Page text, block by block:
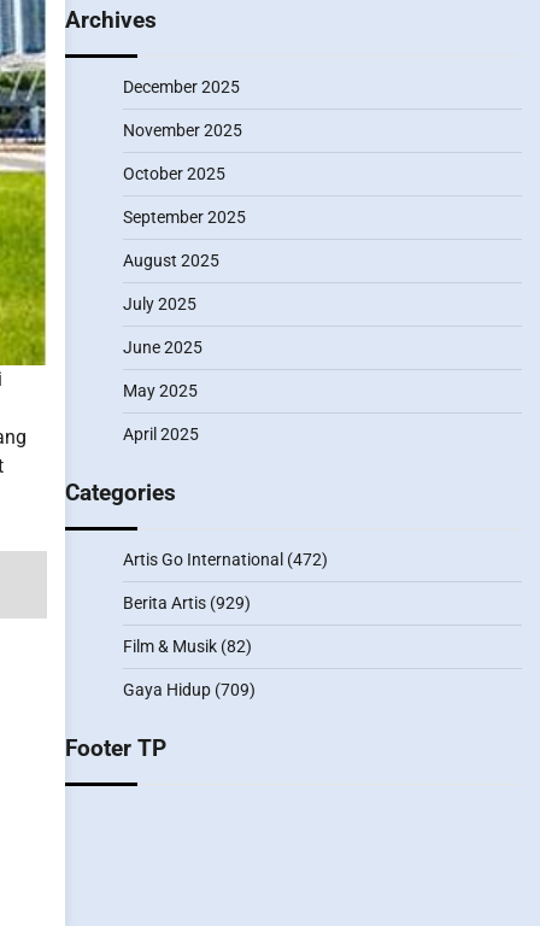
Archives
December 2025
November 2025
October 2025
September 2025
August 2025
July 2025
June 2025
May 2025
April 2025
Categories
Artis Go International (472)
Berita Artis(929)
Film & Musik(82)
Gaya Hidup(709)
Footer TP